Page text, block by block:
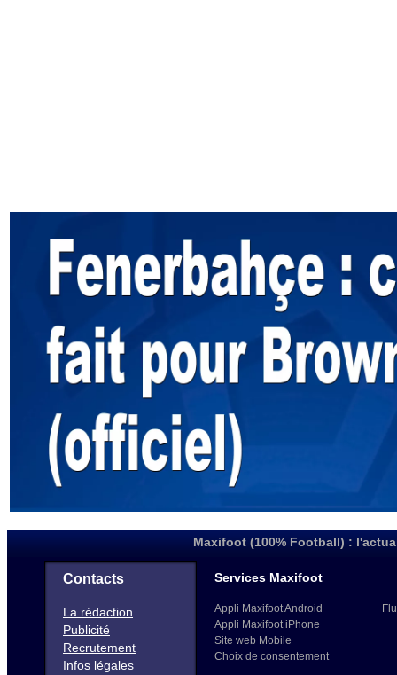
Maxifoot (100% Football) :
Contacts
La rédaction
Publicité
Recrutement
Infos légales
Services Maxifoot
Appli Maxifoot Android
Appli Maxifoot iPhone
Site web Mobile
Choix de consentement